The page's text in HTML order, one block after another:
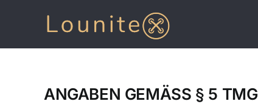
ANGABEN GEMÄSS § 5 TMG